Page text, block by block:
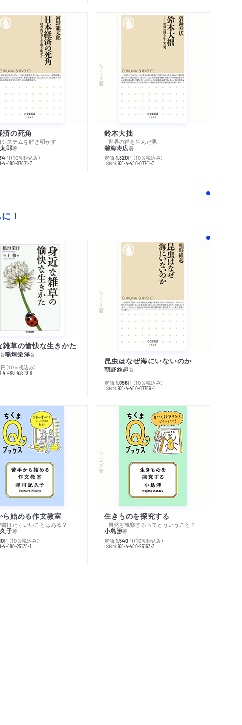
済の死角
ステムを解き明かす
郎著
円 （10％税込み）
4-480-07671-7
ちくま新書
鈴木大拙
─世界の禅を生んだ男
碧海寿広著
定価:1,320円 （10％税込み）
ISBN:978-4-480-07741-7
！
雑草の愉快な生きかた
著稲垣栄洋著
円 （10％税込み）
4-480-42819-6
ちくま新書
昆虫はなぜ海にいないのか
朝野維起著
定価:1,056円 （10％税込み）
ISBN:978-4-480-07756-1
ら始める作文教室
けたらいいことはある？
子著
円 （10％税込み）
4-480-25138-1
シリーズ・全集
生きものを探究する
─自然を観察するってどういうこと？
小島渉著
定価:1,540円 （10％税込み）
ISBN:978-4-480-25163-3